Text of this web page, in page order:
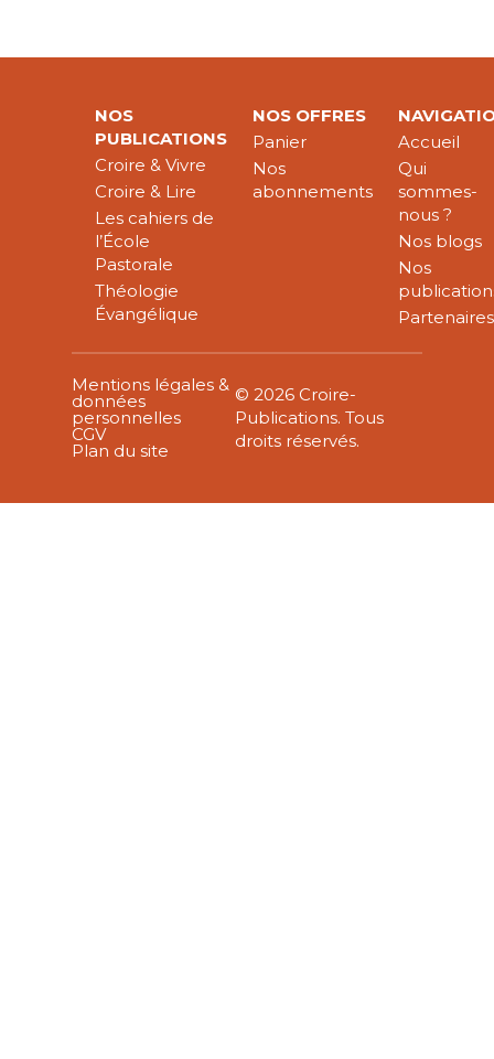
NOS
PUBLICATIONS
Croire & Vivre
Croire & Lire
Les cahiers de
l’École
Pastorale
Théologie
Évangélique
NOS OFFRES
Panier
Nos
abonnements
Accueil
Qui
sommes-
nous ?
Nos blogs
Nos
Partenaires
Mentions légales &
données
personnelles
CGV
Plan du site
© 2026 Croire-
Publications. Tous
droits réservés.